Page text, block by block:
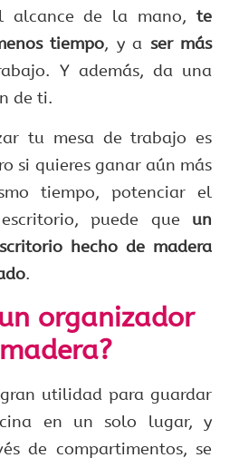
alcance de la mano, te
tiempo, y a ser más
Y además, da una
de ti.
tu mesa de trabajo es
si quieres ganar aún más
tiempo, potenciar el
puede que un
hecho de madera
.
organizador
utilidad para guardar
en un solo lugar, y
de compartimentos, se